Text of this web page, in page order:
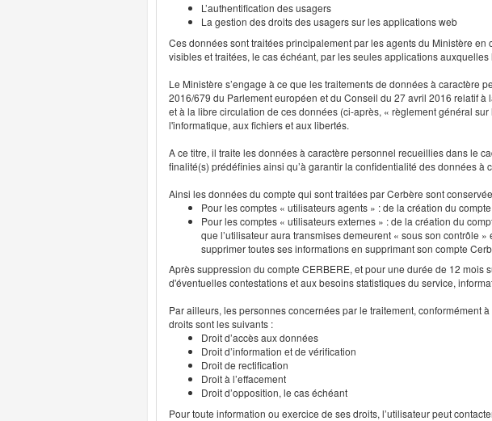
L’authentification des usagers
La gestion des droits des usagers sur les applications web
Ces données sont traitées principalement par les agents du Ministère
visibles et traitées, le cas échéant, par les seules applications auxquelles
Le Ministère s’engage à ce que les traitements de données à
2016/679 du Parlement européen et du Conseil du 27 avril 2016 relatif
et à la libre circulation de ces données (ci-après, « règlement général
l'informatique, aux fichiers et aux libertés.
A ce titre, il traite les données à caractère personnel recueillies dans le
finalité(s) prédéfinies ainsi qu’à garantir la confidentialité des données à
Ainsi les données du compte qui sont traitées par Cerbère sont
Pour les comptes « utilisateurs agents » : de la création du
Pour les comptes « utilisateurs externes » : de la création du
que l’utilisateur aura transmises demeurent « sous son contrôle
supprimer toutes ses informations en supprimant son compte
Après suppression du compte CERBERE, et pour une durée de 12
d'éventuelles contestations et aux besoins statistiques du service,
Par ailleurs, les personnes concernées par le traitement, conformément
droits sont les suivants :
Droit d’accès aux données
Droit d’information et de vérification
Droit de rectification
Droit à l’effacement
Droit d’opposition, le cas échéant
Pour toute information ou exercice de ses droits, l’utilisateur peut